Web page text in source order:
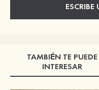
TAMBIÉN TE PUEDE
INTERESAR